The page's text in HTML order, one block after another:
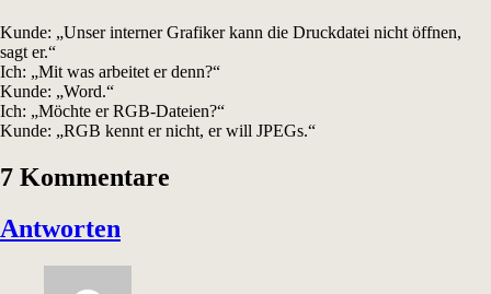
Kunde: „Unser interner Grafiker kann die Druckdatei nicht öffnen,
sagt er.“
Ich: „Mit was arbeitet er denn?“
Kunde: „Word.“
Ich: „Möchte er RGB-Dateien?“
Kunde: „RGB kennt er nicht, er will JPEGs.“
7 Kommentare
Antworten